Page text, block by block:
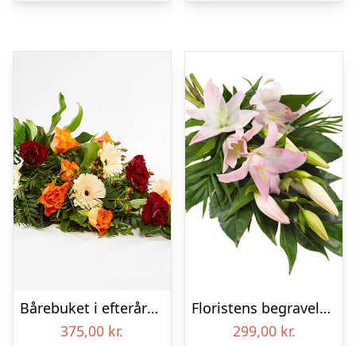
Bårebuket i efterårsstil – Blomster til begravelse
375,00 kr.
Floristens begravelses­buket – Lyserøde liljer
299,00 kr.